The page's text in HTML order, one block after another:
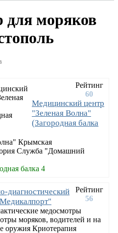
для моряков
Рейтинг
60
Медицинский центр
"Зеленая Волна"
(Загородная балка
Крымская
Служба "Домашний
балка 4
Рейтинг
56
диагностический
медосмотры
моряков, водителей и на
оружия Криотерапия